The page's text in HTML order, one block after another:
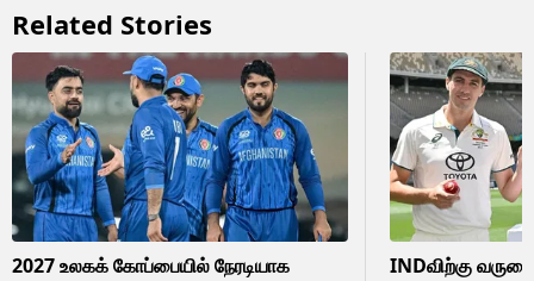
Related Stories
2027 உலகக் கோப்பையில் நேரடியாக
INDவிற்கு